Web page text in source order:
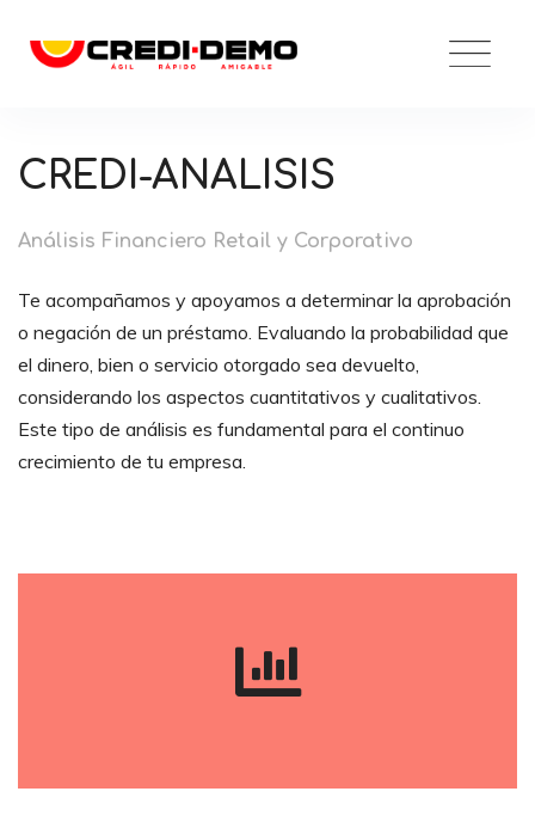
CREDI-ANALISIS
Análisis Financiero Retail y Corporativo
Te acompañamos y apoyamos a determinar la aprobación
o negación de un préstamo. Evaluando la probabilidad que
el dinero, bien o servicio otorgado sea devuelto,
considerando los aspectos cuantitativos y cualitativos.
Este tipo de análisis es fundamental para el continuo
crecimiento de tu empresa.